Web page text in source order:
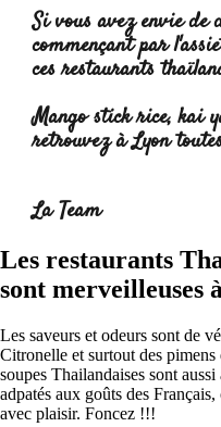
Si vous avez envie de
commençant par
ces restaurants
Mango stick rice, kai
retrouvez à Lyon
Lire la suite :
La Team
Les restaurants
sont merveilleuses
Les saveurs et odeurs sont de
Citronelle et surtout des
soupes Thailandaises sont
adpatés aux goûts des
avec plaisir. Foncez !!!